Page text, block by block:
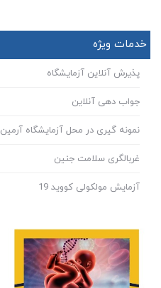
خدمات ویژه
پذیرش آنلاین آزمایشگاه
جواب دهی آنلاین
نمونه گیری در محل آزمایشگاه آرمین
غربالگری سلامت جنین
آزمایش مولکولی کووید 19